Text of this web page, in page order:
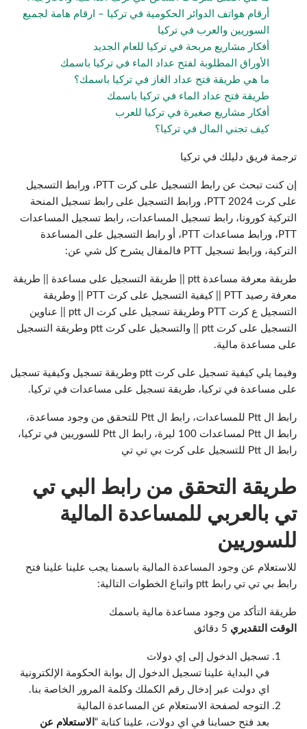
أرقام هواتف الدوائر الحكومية في تركيا – ارقام هامة لجميع
السوريين والعرب في تركيا
أفكار مشاريع مربحة في تركيا للعام الجديد
الأوراق المطلوبة لفتح عداد الماء في تركيا باسمك
ما هي طريقة فتح عداد الغاز في تركيا باسمك؟
طريقة فتح عداد الماء في تركيا باسمك
أفكار مشاريع صغيرة في تركيا للعرب
كيف تجني المال في تركيا؟
ترجمة فريق دليلك في تركيا
إن كنت تبحث عن رابط التسجيل على كرت PTT، ورابط التسجيل
على كرت PTT 2024، ورابط التسجيل على رابط تسجيل المنحة
التركية كورونا، رابط تسجيل المساعدات، رابط تسجيل المساعدات
PTT، ورابط مساعدات PTT، أو رابط التسجيل على المساعدة
التركية، ورابط تسجيل PTT فالمقال يشرح كل شي عن:
طريقة معرفة مساعدة ptt || طريقة التسجيل على مساعدة || طريقة
معرفة رصيد PTT || كيفية التسجيل على كرت PTT || وطريقة
التسجيل ع كرت PTT وطريقة تسجيل على كرت ال ptt || عناوين
التسجيل على كرت ptt || والتسجيل على كرت ptt وطريقة التسجيل
على مساعدة مالية.
وفيما يلي كيفية تسجيل على كرت ptt وطريقة تسجيل وكيفية تسجيل
على مساعدة في تركيا، طريقة تسجيل على مساعدات في تركيا.
رابط ال Ptt للمساعدات، رابط ال Ptt للتحقق من وجود مساعدة،
رابط ال Ptt لمساعدات 100 ليرة، رابط ال Ptt للسوريين في تركيا،
رابط ال Ptt للتسجيل على كرت بي تي تي
طريقة التحقق من رابط البي تي
تي بالعربي للمساعدة المالية
للسوريين
للاستعلام عن وجود المساعدة المالية باسمنا يجب علينا علينا فتح
رابط بي تي تي رابط ptt واتباع الخطوات التالية:
طريقة التأكد من وجود مساعدة مالية باسمك
الوقت التقديري 5 دقائق
تسجيل الدخول إلى إي دولات
في البداية علينا تسجيل الدخول إل بوابة الحكومة الإلكترونية
اي دولت عبر إدخال رقم الكملك وكلمة المرور الخاصة بنا.
التوجه لصفحة الاستعلام عن المساعدة المالية
بعد فتح حسابنا في اي دولات، علينا كتابة “ الاستعلام عن